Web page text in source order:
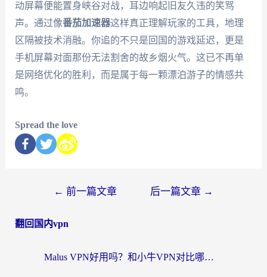
动屏幕便能置身峡谷对战，耳边响起旧友久违的笑骂
声。通过像番茄加速器这样真正理解玩家的工具，地理
区隔被技术消融。你追的不只是回国的游戏延迟，更是
手机屏幕对面那份无法割舍的故乡烟火气。这已不再单
是网络优化的胜利，而是属于每一颗漂泊游子的情感共
鸣。
Spread the love
← 前一篇文章 后一篇文章 →
翻回国内vpn
Malus VPN好用吗？和小牛VPN对比哪个回国效果更好？海外党亲测实用指南